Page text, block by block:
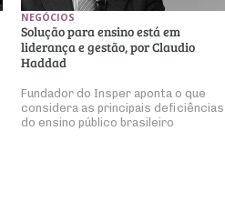
NEGÓCIOS
Solução para ensino está em
liderança e gestão, por Claudio
Haddad
Fundador do Insper aponta o que
considera as principais deficiências
do ensino público brasileiro